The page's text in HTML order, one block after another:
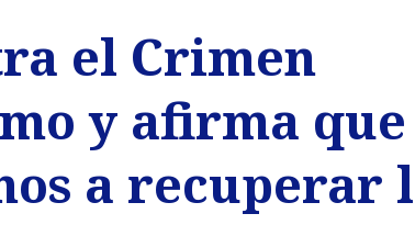
el Crimen
y afirma que
a recuperar